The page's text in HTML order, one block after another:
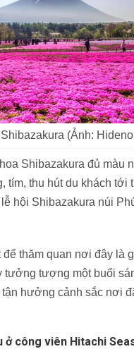
(Ảnh:
Shibazakura đủ màu
tím, thu hút du khách
hội Shibazakura núi
để thăm quan nơi đây là
tưởng tượng một buổi
hưởng cảnh sắc nơi
ở công viên Hitachi